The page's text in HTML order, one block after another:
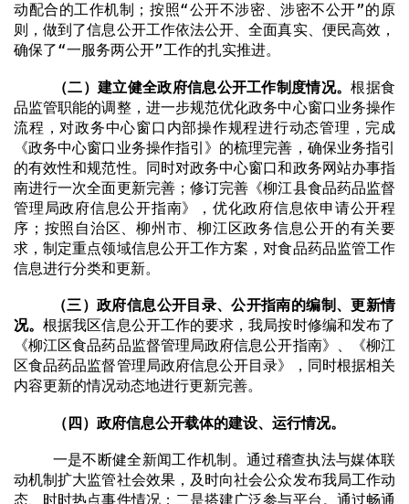
动配合的工作机制；按照“公开不涉密、涉密不公开”的原
则，做到了信息公开工作依法公开、全面真实、便民高效，
确保了“一服务两公开”工作的扎实推进。
（二）建立健全政府信息公开工作制度情况。根据食
品监管职能的调整，进一步规范优化政务中心窗口业务操作
流程，对政务中心窗口内部操作规程进行动态管理，完成
《政务中心窗口业务操作指引》的梳理完善，确保业务指引
的有效性和规范性。同时对政务中心窗口和政务网站办事指
南进行一次全面更新完善；修订完善《柳江县食品药品监督
管理局政府信息公开指南》，优化政府信息依申请公开程
序；按照自治区、柳州市、柳江区政务信息公开的有关要
求，制定重点领域信息公开工作方案，对食品药品监管工作
信息进行分类和更新。
（三）政府信息公开目录、公开指南的编制、更新情
况。根据我区信息公开工作的要求，我局按时修编和发布了
《柳江区食品药品监督管理局政府信息公开指南》、《柳江
区食品药品监督管理局政府信息公开目录》，同时根据相关
内容更新的情况动态地进行更新完善。
（四）政府信息公开载体的建设、运行情况。
一是不断健全新闻工作机制。通过稽查执法与媒体联
动机制扩大监管社会效果，及时向社会公众发布我局工作动
态、时时热点事件情况；二是搭建广泛参与平台。通过畅通